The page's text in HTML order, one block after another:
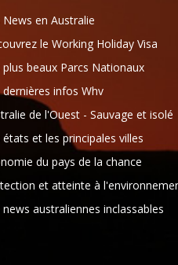
News en Australie
le Working Holiday Visa
plus beaux Parcs Nationaux
dernières infos Whv
de l'Ouest - Sauvage et isolé
états et les principales villes
du pays de la chance
et atteinte à
news australiennes inclassables